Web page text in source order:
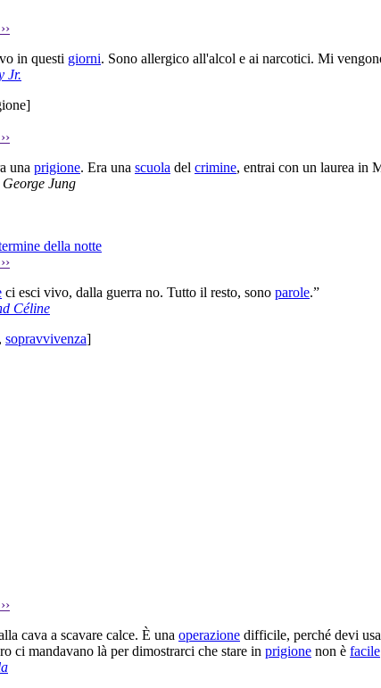
››
in questi giorni. Sono allergico all'alcol e ai narcotici. Mi
Jr.
]
››
una prigione. Era una scuola del crimine, entrai con un laurea in
George Jung
della notte
››
ci esci vivo, dalla guerra no. Tutto il resto, sono parole.”
Céline
, sopravvivenza]
››
cava a scavare calce. È una operazione difficile, perché devi
ci mandavano là per dimostrarci che stare in prigione non è facile